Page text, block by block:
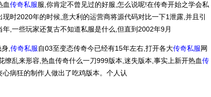
血传奇私服服,你肯定不曾见过的好服,怎么说呢!在传奇开始之学会私
时2020年的时候,意大利的运营商将源代码对比一下1泄露,并且引
,一些玩家还复古不知道私服是什么,但直到2002年9月
, 传奇私服自03至变态传奇今已经有15年左右,打开各大传奇私服网
缭乱来形容,热血传奇什么一刀999版本,迷失版本,事实上新开热血传
病狂的制作人做出了吃鸡版本。个人认